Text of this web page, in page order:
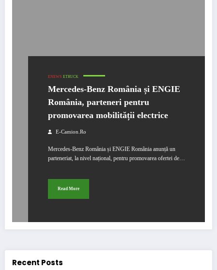
ENEWS ETRUCK
Mercedes-Benz România și ENGIE
România, parteneri pentru
promovarea mobilității electrice
E-Camion.ro
Mercedes-Benz România și ENGIE România anunță un
parteneriat, la nivel național, pentru promovarea ofertei de…
Read More
Recent Posts